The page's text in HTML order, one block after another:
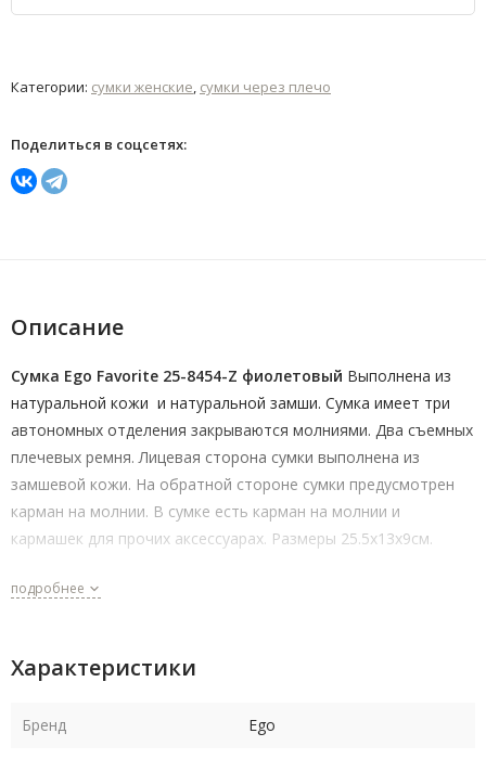
Категории: сумки женские, сумки через плечо
Поделиться в соцсетях:
Описание
Сумка Ego Favorite 25-8454-Z фиолетовый Выполнена из
натуральной кожи и натуральной замши. Сумка имеет три
автономных отделения закрываются молниями. Два съемных
плечевых ремня. Лицевая сторона сумки выполнена из
замшевой кожи. На обратной стороне сумки предусмотрен
карман на молнии. В сумке есть карман на молнии и
кармашек для прочих аксессуарах. Размеры 25.5х13х9см.
подробнее
Характеристики
Бренд Ego